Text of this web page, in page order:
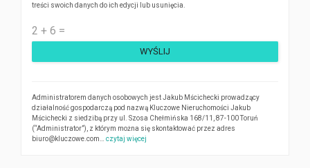
treści swoich danych do ich edycji lub usunięcia.
WYŚLIJ
Administratorem danych osobowych jest Jakub Mścichecki prowadzący
działalność gospodarczą pod nazwą Kluczowe Nieruchomości Jakub
Mścichecki z siedzibą przy ul. Szosa Chełmińska 168/11, 87-100 Toruń
(“Administrator”), z którym można się skontaktować przez adres
biuro@kluczowe.com… czytaj więcej